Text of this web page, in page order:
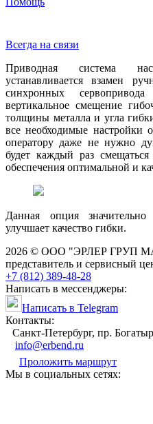
Всегда на связи
Приводная система
устанавливается взамен
синхронных
вертикальное смещение
толщины металла и угла
все необходимые настройки
оператору даже не нужно
будет каждый раз
обеспечения оптимальной и
Данная опция
улучшает качество гибки.
2026 © ООО "ЭРЛЕР ГРУП
представитель и сервисный
+7 (812) 389-48-28
Написать в мессенджеры:
Написать в Telegram
Контакты:
Cанкт-Петербург, пр.
info@erbend.ru
Проложить маршрут
Мы в социальных сетях: